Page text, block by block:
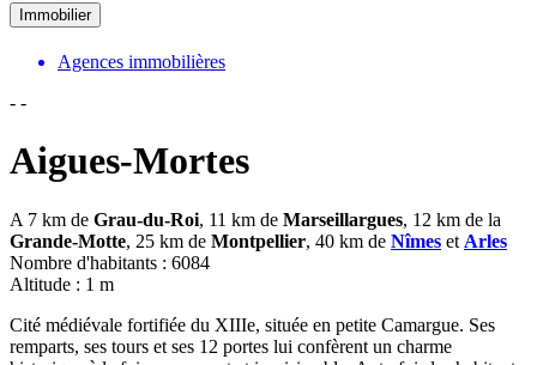
Immobilier
Agences immobilières
- -
Aigues-Mortes
A 7 km de Grau-du-Roi, 11 km de Marseillargues, 12 km de la
Grande-Motte, 25 km de Montpellier, 40 km de Nîmes et Arles
Nombre d'habitants : 6084
Altitude : 1 m
Cité médiévale fortifiée du XIIIe, située en petite Camargue. Ses
remparts, ses tours et ses 12 portes lui confèrent un charme